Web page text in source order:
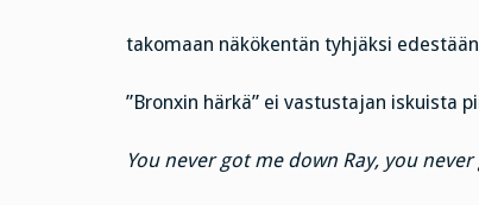
takomaan näkökentän tyhjäksi
”Bronxin härkä” ei vastustajan iskuista
You never got me down Ray, you